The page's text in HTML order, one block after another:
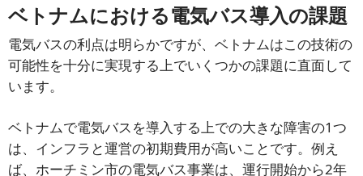
ベトナムにおける電気バス導入の課題
電気バスの利点は明らかですが、ベトナムはこの技術の
可能性を十分に実現する上でいくつかの課題に直面して
います。
ベトナムで電気バスを導入する上での大きな障害の1つ
は、インフラと運営の初期費用が高いことです。例え
ば、ホーチミン市の電気バス事業は、運行開始から2年